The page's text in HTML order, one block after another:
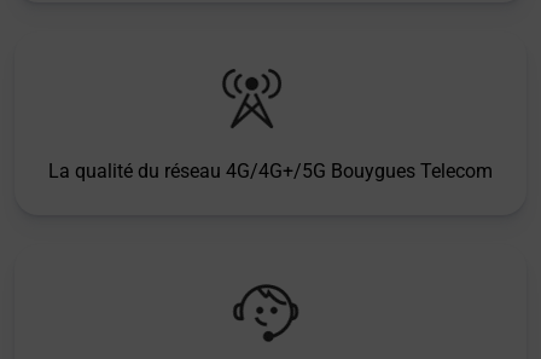
La qualité du réseau 4G/4G+/5G Bouygues Telecom